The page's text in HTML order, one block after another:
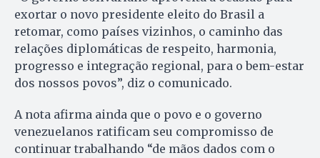
exortar o novo presidente eleito do Brasil a
retomar, como países vizinhos, o caminho das
relações diplomáticas de respeito, harmonia,
progresso e integração regional, para o bem-estar
dos nossos povos”, diz o comunicado.
A nota afirma ainda que o povo e o governo
venezuelanos ratificam seu compromisso de
continuar trabalhando “de mãos dados com o